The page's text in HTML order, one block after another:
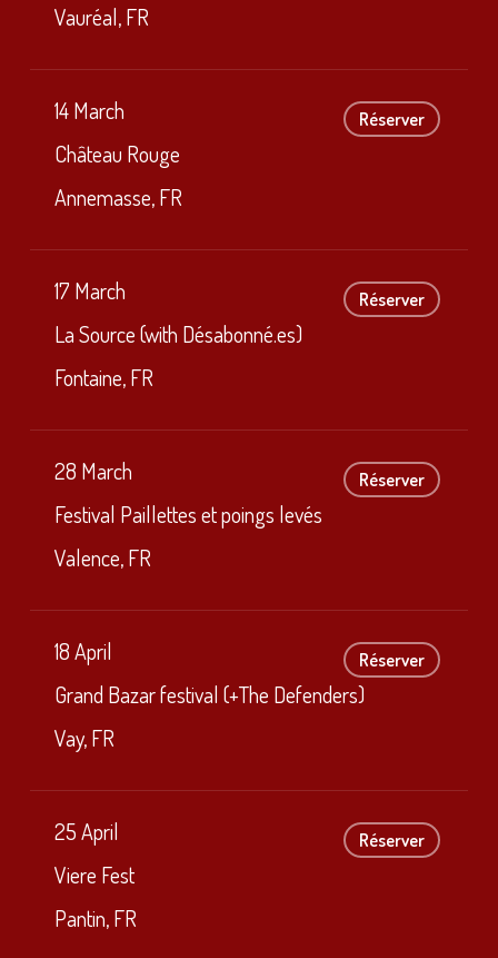
Vauréal, FR
14 March
Château Rouge
Annemasse, FR
Réserver
17 March
La Source (with Désabonné.es)
Fontaine, FR
Réserver
28 March
Festival Paillettes et poings levés
Valence, FR
Réserver
18 April
Grand Bazar festival (+The Defenders)
Vay, FR
Réserver
25 April
Viere Fest
Pantin, FR
Réserver